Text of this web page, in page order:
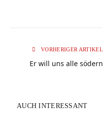
VORHERIGER ARTIKEL
Er will uns alle södern
AUCH INTERESSANT